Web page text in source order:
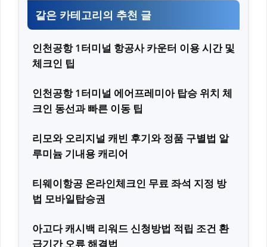
같은 카테고리의 추천 글
인천공항 1터미널 항공사 카운터 이용 시간 및
체크인 팁
인천공항 1터미널 에어프레미아 탑승 위치 체
크인 동선과 빠른 이동 팁
리모와 오리지널 캐빈 후기와 정품 구별법 알
루미늄 기내용 캐리어
티웨이항공 온라인체크인 무료 좌석 지정 방
법 모바일탑승권
아고다 캐시백 리워드 신청방법 적립 조건 환
급기간 오류 해결법